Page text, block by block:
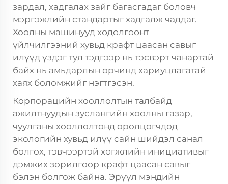
зардал, хадгалах зайг багасгадаг боловч
мэргэжлийн стандартыг хадгалж чаддаг.
Хоолны машинууд хөдөлгөөнт
үйлчилгээний хувьд крафт цаасан савыг
илүүд үздэг тул тэдгээр нь тэсвэрт чанартай
байх нь амьдарлын орчинд хариуцлагатай
хаях боломжийг нэгтгэсэн.
Корпорацийн хооллолтын талбайд
ажилтнуудын зуслангийн хоолны газар,
чуулганы хооллолтонд оролцогчдод
экологийн хувьд илүү сайн шийдэл санал
болгох, тэвчээртэй хөгжлийн инициативыг
дэмжих зорилгоор крафт цаасан савыг
бэлэн болгож байна. Эрүүл мэндийн